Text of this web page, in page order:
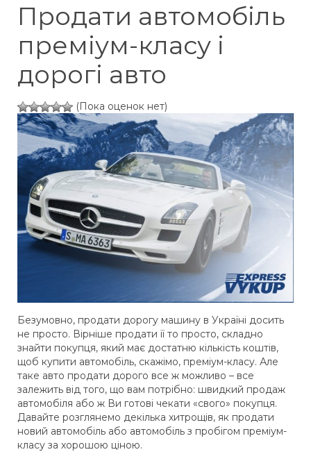
Продати автомобіль
преміум-класу і
дорогі авто
(Пока оценок нет)
Безумовно, продати дорогу машину в Україні досить
не просто. Вірніше продати її то просто, складно
знайти покупця, який має достатню кількість коштів,
щоб купити автомобіль, скажімо, преміум-класу. Але
таке авто продати дорого все ж можливо – все
залежить від того, що вам потрібно: швидкий продаж
автомобіля або ж Ви готові чекати «свого» покупця.
Давайте розглянемо декілька хитрощів, як продати
новий автомобіль або автомобіль з пробігом преміум-
класу за хорошою ціною.